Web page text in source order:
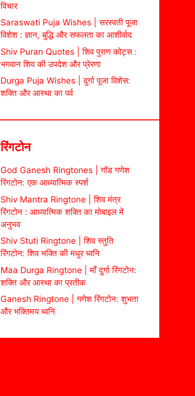
विचार
Saraswati Puja Wishes | सरस्वती पूजा
विशेश : ज्ञान, बुद्धि और सफलता का आशीर्वाद
Shiv Puran Quotes | शिव पुराण कोट्स :
भगवान शिव की उपदेश और प्रेरणा
Durga Puja Wishes | दुर्गा पूजा विशेस:
शक्ति और आस्था का पर्व
रिंगटोन
God Ganesh Ringtones | गॉड गणेश
रिंगटोन: एक आध्यात्मिक स्पर्श
Shiv Mantra Ringtone | शिव मंत्र
रिंगटोन : आध्यात्मिक शक्ति का मोबाइल में
अनुभव
Shiv Stuti Ringtone | शिव स्तुति
रिंगटोन: शिव भक्ति की मधुर ध्वनि
Maa Durga Ringtone | माँ दुर्गा रिंगटोन:
शक्ति और आस्था का प्रतीक
Ganesh Ringtone | गणेश रिंगटोन: शुभता
और भक्तिमय ध्वनि